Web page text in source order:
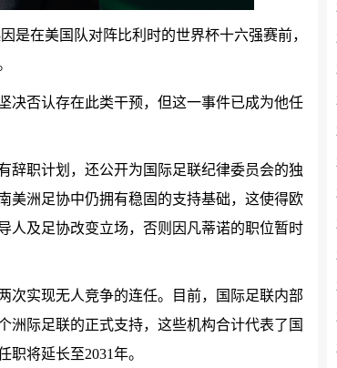
是在美国队对阵比利时的世界杯十六强赛前，
决否认存在此类干预，但这一事件已成为他任
辞职计划，还公开为国际足联纪律委员会的独
美洲足协中仍拥有稳固的支持基础，这使得欧
人及足协改变立场，否则因凡蒂诺的职位暂时
次实现无人竞争的连任。目前，国际足联内部
洲际足联的正式支持，这些机构合计代表了国
将延长至2031年。